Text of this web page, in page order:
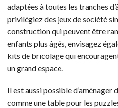
adaptées à toutes les tranches
privilégiez des jeux de société
construction qui peuvent être
enfants plus âgés, envisagez
kits de bricolage qui
un grand espace.
Il est aussi possible d’aménager
comme une table pour les